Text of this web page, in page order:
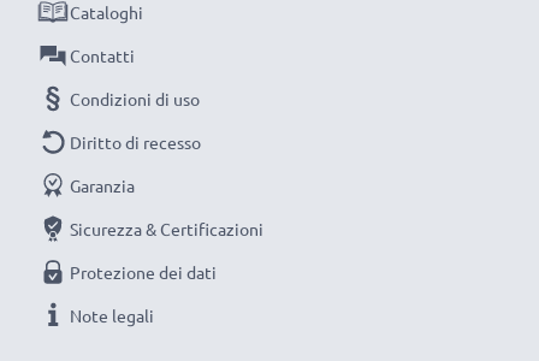
LCD, marcato CELLONIC. Ordina ora, spedizione
rapida e 3 anni di garanzia!
Cataloghi
Contatti
Condizioni di uso
Diritto di recesso
Garanzia
Sicurezza & Certificazioni
Protezione dei dati
Note legali